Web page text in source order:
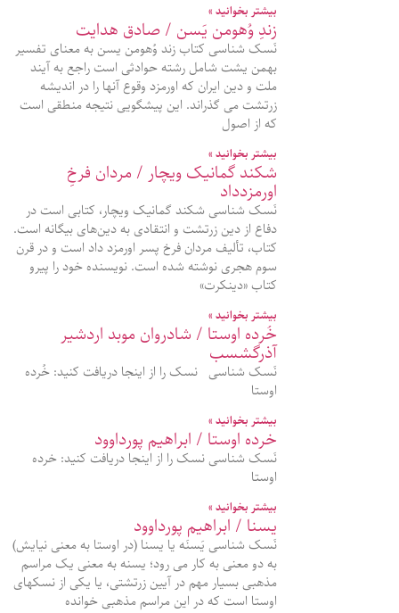
بیشتر بخوانید »
زندِ وُهومن یَسن / صادق هدایت
نَسک شناسی کتاب زند وُهومن یسن به معنای تفسیر
بهمن یشت شامل رشته حوادثی است راجع به آیند
ملت و دین ایران که اورمزد وقوع آنها را در اندیشه
زرتشت می گذراند. این پیشگویی نتیجه منطقی است
که از اصول
بیشتر بخوانید »
شکند گمانیک ویچار / مردان فرخِ
اورمزدداد
نَسک شناسی شکند گمانیک ویچار، کتابی است در
دفاع از دین زرتشت و انتقادی به دین‌های بیگانه است.
کتاب، تألیف مردان فرخ پسر اورمزد داد است و در قرن
سوم هجری نوشته شده است. نویسنده خود را پیرو
کتاب «دینکرت»
بیشتر بخوانید »
خُرده اوستا / شادروان موبد اردشیر
آذرگشسب
نَسک شناسی نسک را از اینجا دریافت کنید: خُرده
اوستا
بیشتر بخوانید »
خرده اوستا / ابراهیم پورداوود
نَسک شناسی نسک را از اینجا دریافت کنید: خرده
اوستا
بیشتر بخوانید »
یسنا / ابراهیم پورداوود
نَسک شناسی یَسنَه یا یسنا (در اوستا به معنی نیایش)
به دو معنی به کار می رود؛ یسنه به معنی یک مراسم
مذهبی بسیار مهم در آیین زرتشتی، یا یکی از نسکهای
اوستا است که در این مراسم مذهبی خوانده